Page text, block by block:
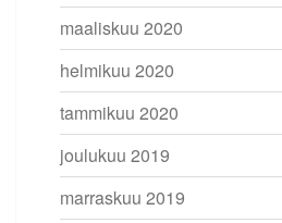
maaliskuu 2020
helmikuu 2020
tammikuu 2020
joulukuu 2019
marraskuu 2019